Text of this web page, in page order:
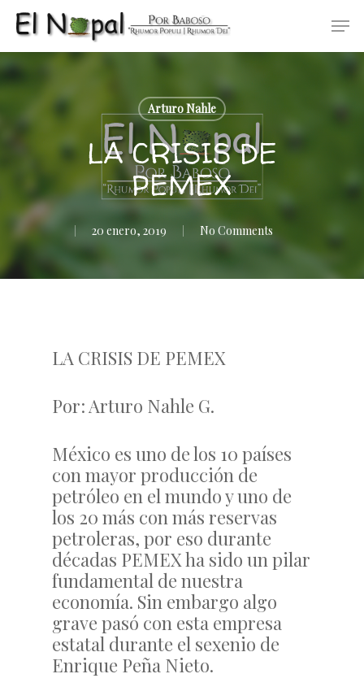
Skip
main
content
Arturo Nahle
LA CRISIS DE
PEMEX
20 enero, 2019 No Comments
LA CRISIS DE PEMEX
Por: Arturo Nahle G.
México es uno de los 10 países
con mayor producción de
petróleo en el mundo y uno de
los 20 más con más reservas
petroleras, por eso durante
décadas PEMEX ha sido un pilar
fundamental de nuestra
economía. Sin embargo algo
grave pasó con esta empresa
estatal durante el sexenio de
Enrique Peña Nieto.